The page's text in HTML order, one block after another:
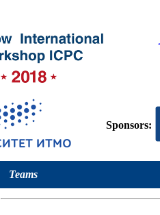
Sponsors:
Teams